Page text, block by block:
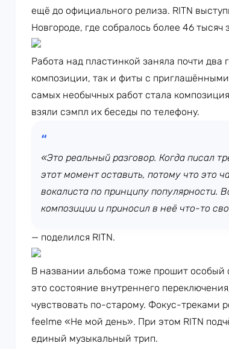
ещё до официального релиза. RITN
Новгороде, где собралось более 46 тысяч
Работа над пластинкой заняла почти
композиции, так и фиты с
самых необычных работ стала
взяли сэмпл их беседы по телефону.
«Это реальный разговор. Когда писал
этот момент оставить, потому что это
вокалиста по принципу популярности.
композиции и приносил в неё что-то
— поделился RITN.
В названии альбома тоже прошит
это состояние внутреннего
чувствовать по-старому. Фокус-треками
feelme «Не мой день». При этом RITN
единый музыкальный трип.